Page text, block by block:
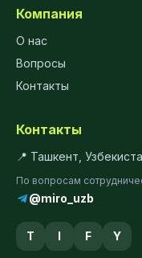
Компания
О нас
Вопросы
Контакты
Контакты
📍 Ташкент,
По вопросам
@miro_uzb
T I F Y